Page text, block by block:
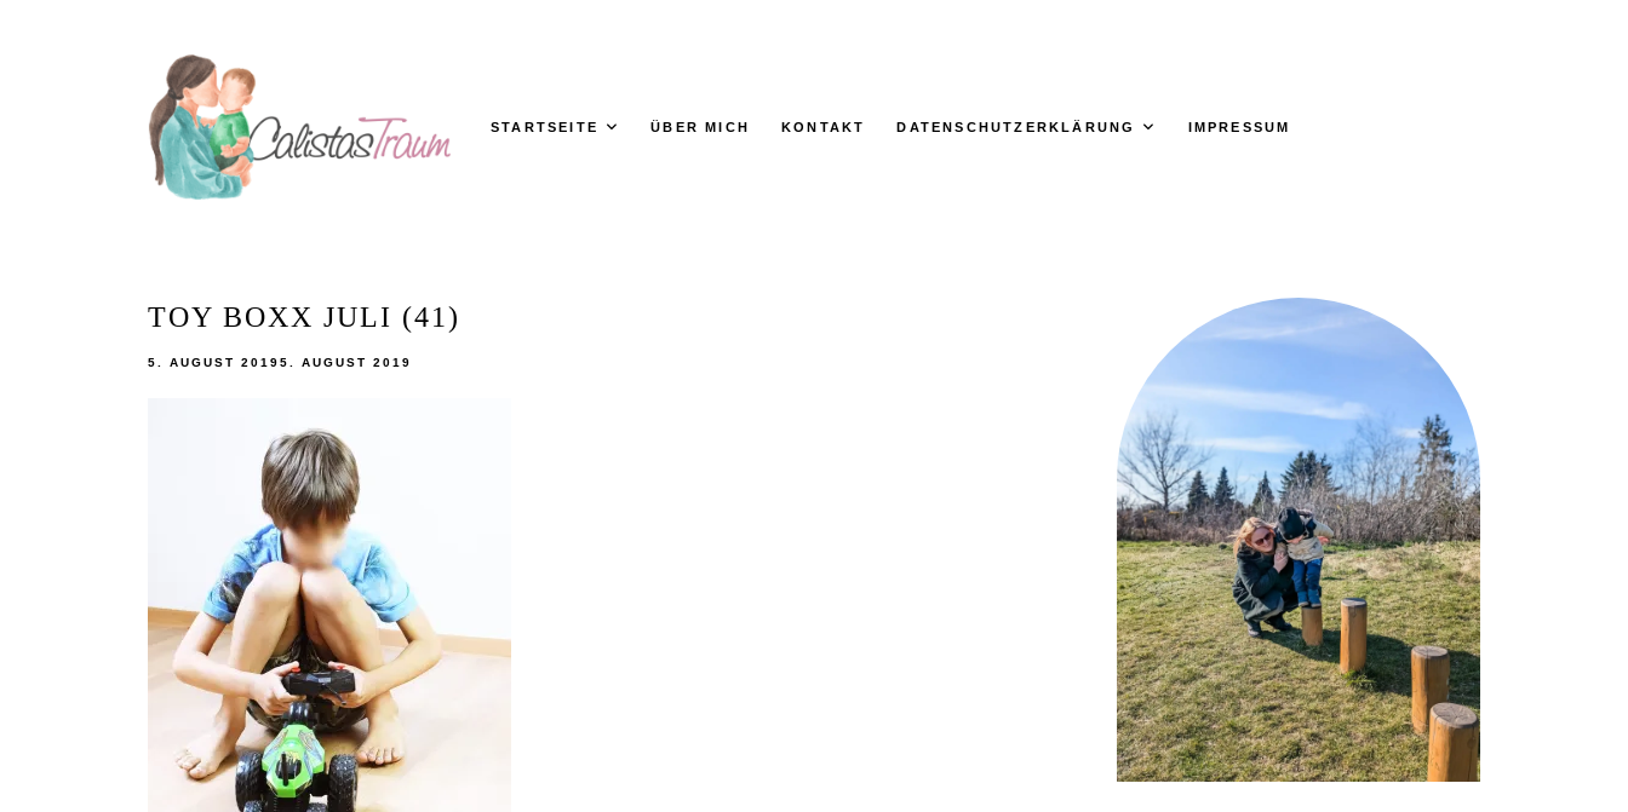
Traum
STARTSEITE ÜBER MICH KONTAKT DATENSCHUTZERKLÄRUNG IMPRESSUM
TOY BOXX JULI (41)
5. AUGUST 20195. AUGUST 2019